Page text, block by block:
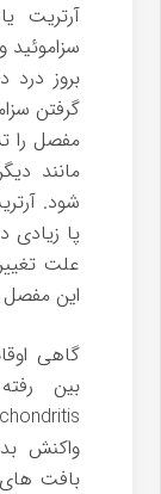
آرتریت
بروز
گرفتن
مفصل را
مانند
شود.
پا زیادی
علت
این مفصل
گاهی
بین
واکنش
بافت